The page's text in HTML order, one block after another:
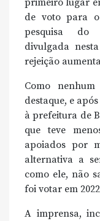
de voto para
pesquisa do
divulgada
rejeição
Como
destaque, e
à prefeitura de
que teve
apoiados por
alternativa a
como ele, não
foi votar em
A imprensa,